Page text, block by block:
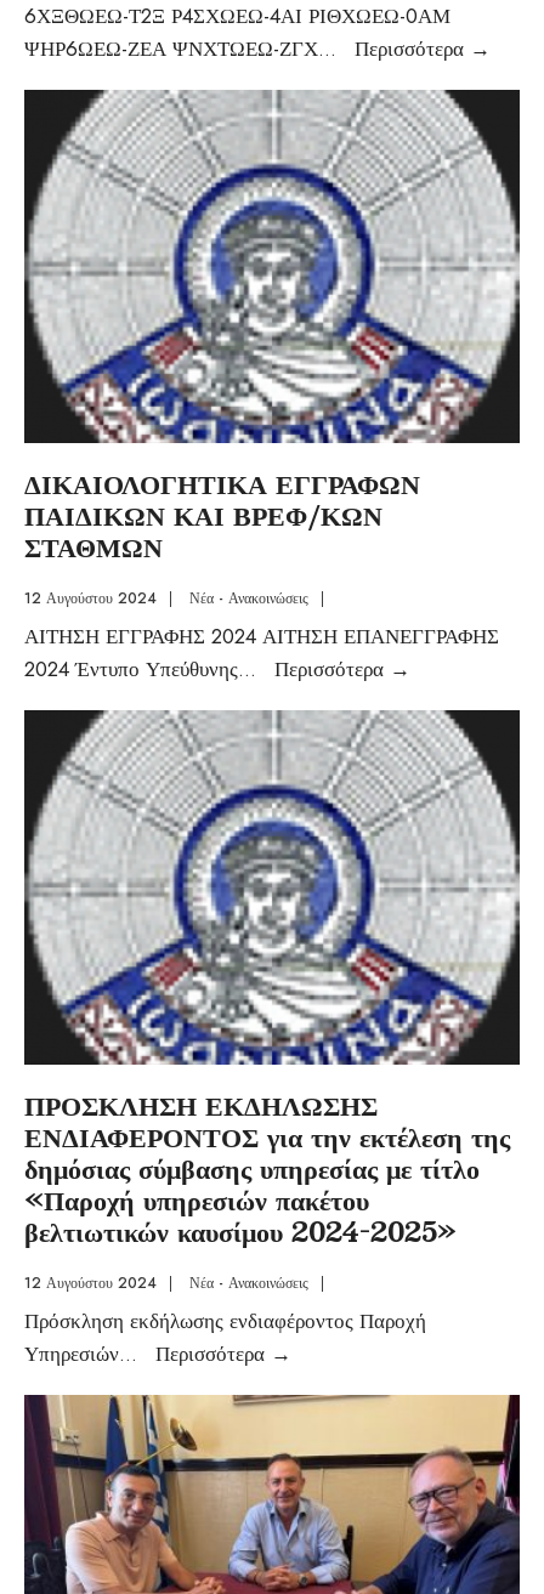
6ΧΞΘΩΕΩ-Τ2Ξ Ρ4ΣΧΩΕΩ-4ΑΙ ΡΙΘΧΩΕΩ-0ΑΜ
ΨΗΡ6ΩΕΩ-ΖΕΑ ΨΝΧΤΩΕΩ-ΖΓΧ... Περισσότερα →
ΔΙΚΑΙΟΛΟΓΗΤΙΚΑ ΕΓΓΡΑΦΩΝ
ΠΑΙΔΙΚΩΝ ΚΑΙ ΒΡΕΦ/ΚΩΝ
ΣΤΑΘΜΩΝ
12 Αυγούστου 2024 Νέα - Ανακοινώσεις
ΑΙΤΗΣΗ ΕΓΓΡΑΦΗΣ 2024 ΑΙΤΗΣΗ ΕΠΑΝΕΓΓΡΑΦΗΣ
2024 Έντυπο Υπεύθυνης... Περισσότερα →
ΠΡΟΣΚΛΗΣΗ ΕΚΔΗΛΩΣΗΣ
ΕΝΔΙΑΦΕΡΟΝΤΟΣ για την εκτέλεση της
δημόσιας σύμβασης υπηρεσίας με τίτλο
«Παροχή υπηρεσιών πακέτου
βελτιωτικών καυσίμου 2024-2025»
12 Αυγούστου 2024 | Νέα - Ανακοινώσεις |
Πρόσκληση εκδήλωσης ενδιαφέροντος Παροχή
Υπηρεσιών... Περισσότερα →